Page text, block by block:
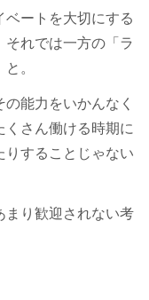
ベートを大切にする
それでは一方の「ラ
。
能力をいかんなく
さん働ける時期に
りすることじゃない
まり歓迎されない考